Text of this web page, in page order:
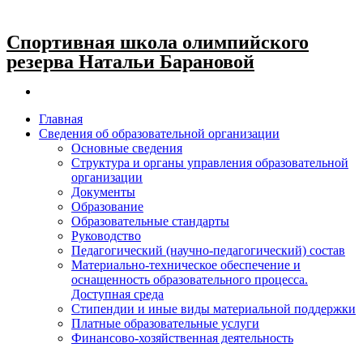
Спортивная школа олимпийского
резерва Натальи Барановой
Главная
Сведения об образовательной организации
Основные сведения
Структура и органы управления образовательной
организации
Документы
Образование
Образовательные стандарты
Руководство
Педагогический (научно-педагогический) состав
Материально-техническое обеспечение и
оснащенность образовательного процесса.
Доступная среда
Стипендии и иные виды материальной поддержки
Платные образовательные услуги
Финансово-хозяйственная деятельность